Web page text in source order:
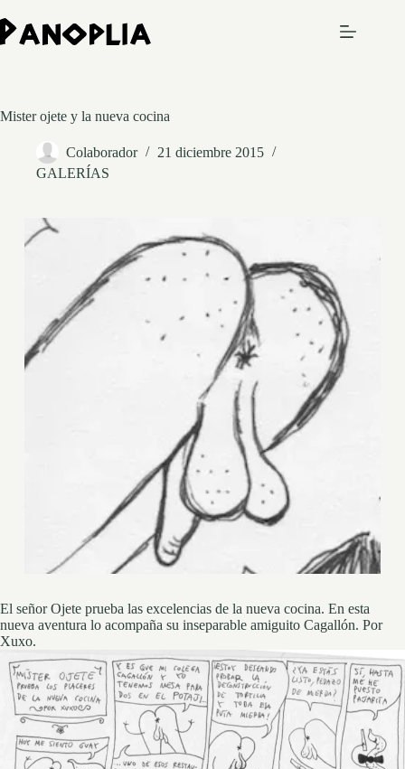
al
contenido
Mister ojete y la nueva cocina
Colaborador
21 diciembre 2015
GALERÍAS
El señor Ojete prueba las excelencias de la nueva cocina. En esta
nueva aventura lo acompaña su inseparable amiguito Cagallón. Por
Xuxo.